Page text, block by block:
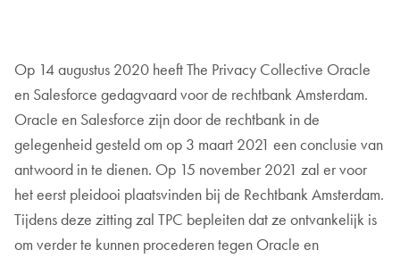
Op 14 augustus 2020 heeft The Privacy Collective Oracle
en Salesforce gedagvaard voor de rechtbank Amsterdam.
Oracle en Salesforce zijn door de rechtbank in de
gelegenheid gesteld om op 3 maart 2021 een conclusie van
antwoord in te dienen. Op 15 november 2021 zal er voor
het eerst pleidooi plaatsvinden bij de Rechtbank Amsterdam.
Tijdens deze zitting zal TPC bepleiten dat ze ontvankelijk is
om verder te kunnen procederen tegen Oracle en